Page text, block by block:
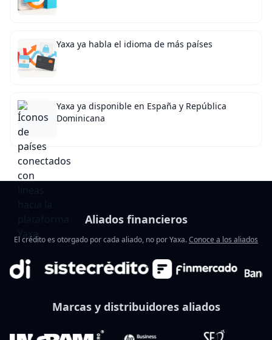
Yaxa ya habla el idioma de más países
Yaxa ya disponible en España y República
Dominicana
Aliados financieros
El crédito es otorgado por cada aliado, no por Yaxa.Conoce a los aliados
Marcas y distribuidores aliados